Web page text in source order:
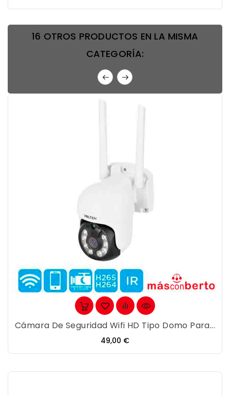
16 OTROS PRODUCTOS EN LA MISMA
CATEGORÍA:
Cámara De Seguridad Wifi HD Tipo Domo Para...
Precio
49,00 €